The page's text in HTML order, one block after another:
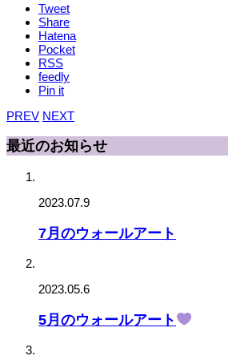
Tweet
Share
Hatena
Pocket
RSS
feedly
Pin it
PREV NEXT
最近のお知らせ
2023.07.9
7月のウォールアート
2023.05.6
5月のウォールアート